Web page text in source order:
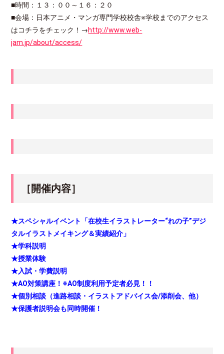
■時間：１３：００～１６：２０
■会場：日本アニメ・マンガ専門学校校舎※学校までのアクセス
はコチラをチェック！→http://www.web-
jam.jp/about/access/
［開催内容］
★スペシャルイベント「在校生イラストレーター“れの子”デジ
タルイラストメイキング＆実績紹介」
★学科説明
★授業体験
★入試・学費説明
★AO対策講座！※AO制度利用予定者必見！！
★個別相談（進路相談・イラストアドバイス会/添削会、他）
★保護者説明会も同時開催！